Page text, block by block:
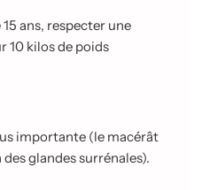
ans, respecter une
10 kilos de poids
importante (le macérât
glandes surrénales).